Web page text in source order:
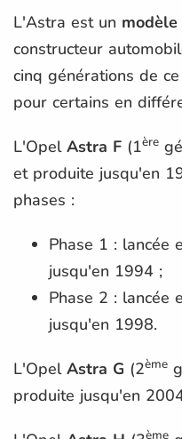
L'Astra est un
constructeur
cinq générations de
pour certains en
L'Opel Astra F (1ère
et produite jusqu'en
phases :
Phase 1 : lancée
jusqu'en 1994 ;
Phase 2 : lancée
jusqu'en 1998.
L'Opel Astra G (2ème
produite jusqu'en
ème